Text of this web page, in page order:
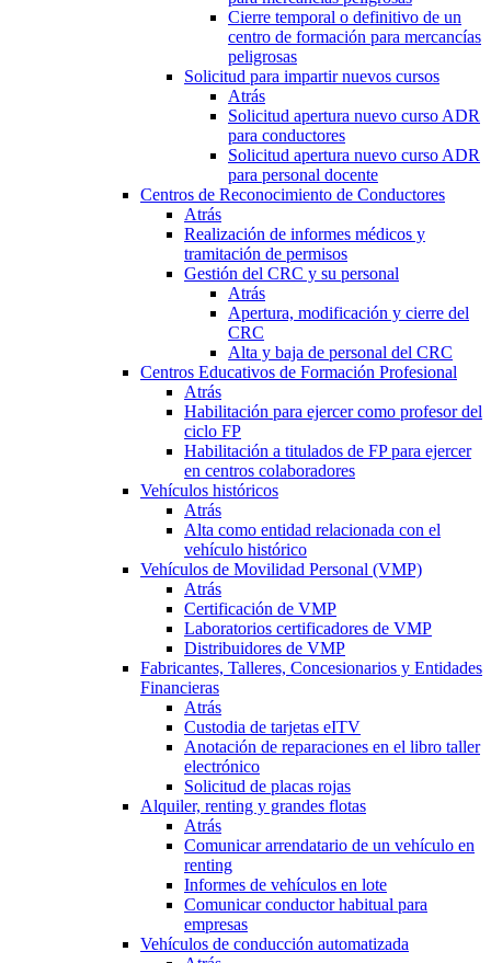
Cierre temporal o definitivo de un
centro de formación para mercancías
peligrosas
Solicitud para impartir nuevos cursos
Atrás
Solicitud apertura nuevo curso ADR
para conductores
Solicitud apertura nuevo curso ADR
para personal docente
Centros de Reconocimiento de Conductores
Atrás
Realización de informes médicos y
tramitación de permisos
Gestión del CRC y su personal
Atrás
Apertura, modificación y cierre del
CRC
Alta y baja de personal del CRC
Centros Educativos de Formación Profesional
Atrás
Habilitación para ejercer como profesor del
ciclo FP
Habilitación a titulados de FP para ejercer
en centros colaboradores
Vehículos históricos
Atrás
Alta como entidad relacionada con el
vehículo histórico
Vehículos de Movilidad Personal (VMP)
Atrás
Certificación de VMP
Laboratorios certificadores de VMP
Distribuidores de VMP
Fabricantes, Talleres, Concesionarios y Entidades
Financieras
Atrás
Custodia de tarjetas eITV
Anotación de reparaciones en el libro taller
electrónico
Solicitud de placas rojas
Alquiler, renting y grandes flotas
Atrás
Comunicar arrendatario de un vehículo en
renting
Informes de vehículos en lote
Comunicar conductor habitual para
empresas
Vehículos de conducción automatizada